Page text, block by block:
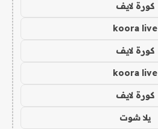
كورة لايف
koora live
كورة لايف
koora live
كورة لايف
يلا شوت